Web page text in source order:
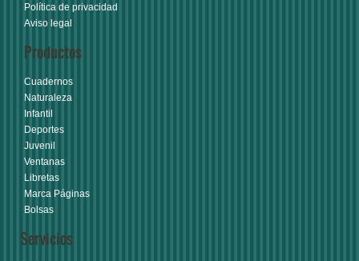
Política de privacidad
Aviso legal
Productos
Cuadernos
Naturaleza
Infantil
Deportes
Juvenil
Ventanas
Libretas
Marca Páginas
Bolsas
Servicios